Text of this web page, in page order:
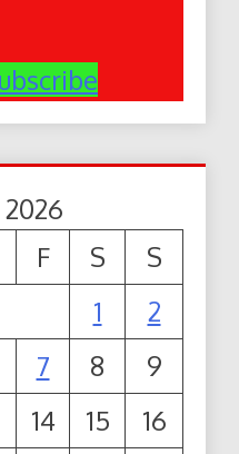
F S
S
1
2
7 8
9
14 15 16